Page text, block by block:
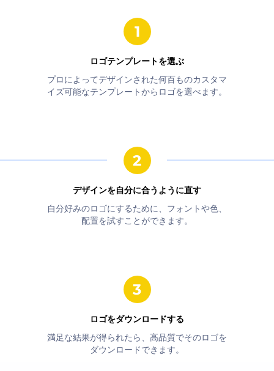
ロゴテンプレートを選ぶ
プロによってデザインされた何百ものカスタマ
イズ可能なテンプレートからロゴを選べます。
デザインを自分に合うように直す
自分好みのロゴにするために、フォントや色、
配置を試すことができます。
ロゴをダウンロードする
満足な結果が得られたら、高品質でそのロゴを
ダウンロードできます。